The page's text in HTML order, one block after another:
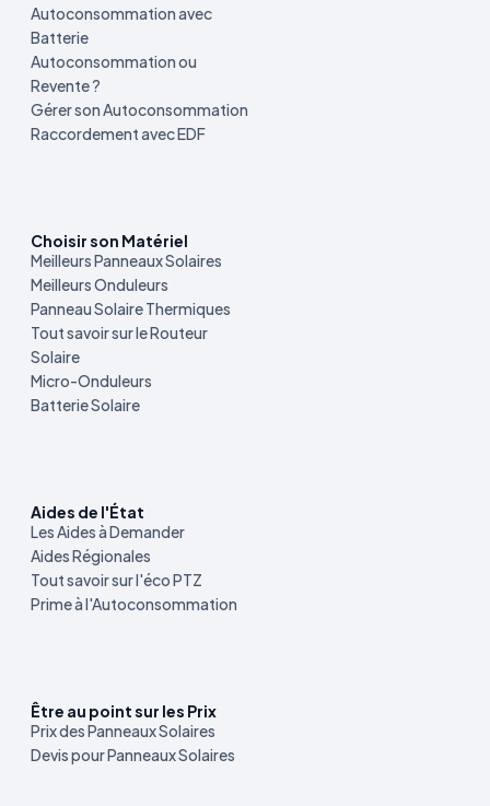
Autoconsommation avec
Batterie
Autoconsommation ou
Revente ?
Gérer son Autoconsommation
Raccordement avec EDF
Choisir son Matériel
Meilleurs Panneaux Solaires
Meilleurs Onduleurs
Panneau Solaire Thermiques
Tout savoir sur le Routeur
Solaire
Micro-Onduleurs
Batterie Solaire
Aides de l'État
Les Aides à Demander
Aides Régionales
Tout savoir sur l'éco PTZ
Prime à l'Autoconsommation
Être au point sur les Prix
Prix des Panneaux Solaires
Devis pour Panneaux Solaires